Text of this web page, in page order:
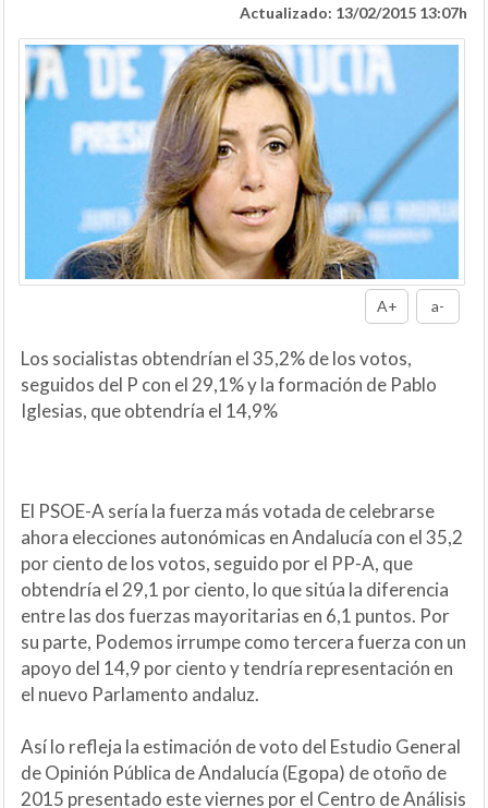
Actualizado: 13/02/2015 13:07h
A+ a-
Los socialistas obtendrían el 35,2% de los votos,
seguidos del P con el 29,1% y la formación de Pablo
Iglesias, que obtendría el 14,9%
El PSOE-A sería la fuerza más votada de celebrarse
ahora elecciones autonómicas en Andalucía con el 35,2
por ciento de los votos, seguido por el PP-A, que
obtendría el 29,1 por ciento, lo que sitúa la diferencia
entre las dos fuerzas mayoritarias en 6,1 puntos. Por
su parte, Podemos irrumpe como tercera fuerza con un
apoyo del 14,9 por ciento y tendría representación en
el nuevo Parlamento andaluz.
Así lo refleja la estimación de voto del Estudio General
de Opinión Pública de Andalucía (Egopa) de otoño de
2015 presentado este viernes por el Centro de Análisis